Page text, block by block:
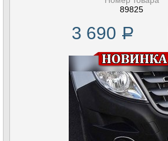
89825
3 690 Р